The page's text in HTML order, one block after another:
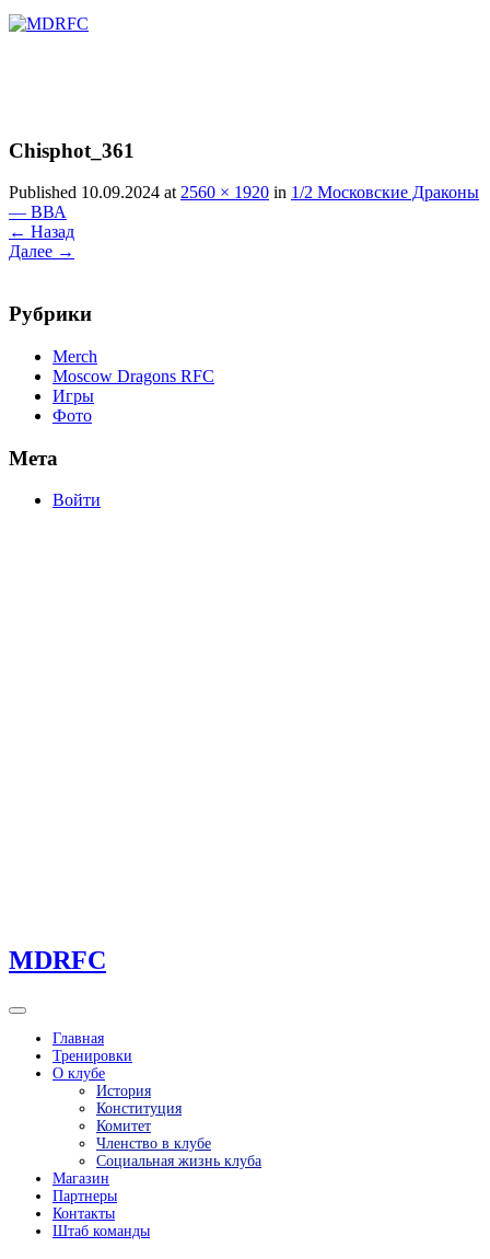
Перейти
к
MDRFC
Главная
Тренировки
О клубе
История
Конституция
Комитет
Членство в клубе
Социальная жизнь клуба
Магазин
Партнеры
Контакты
Штаб команды
Chisphot_361
Published 10.09.2024 at2560 × 1920 in 1/2 Московские Драконы
— ВВА
← Назад
Далее →
Рубрики
Merch
Moscow Dragons RFC
Игры
Фото
Мета
Войти